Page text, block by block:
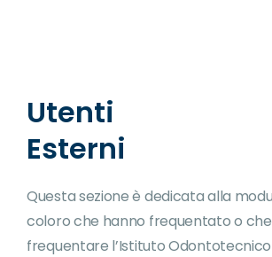
Utenti
Esterni
Questa sezione è dedicata alla
coloro che hanno frequentato o
frequentare l’Istituto